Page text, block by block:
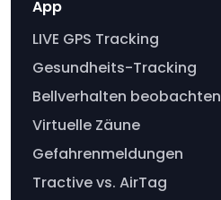
App
LIVE GPS Tracking
Gesundheits-Tracking
Bellverhalten beobachten
Virtuelle Zäune
Gefahrenmeldungen
Tractive vs. AirTag